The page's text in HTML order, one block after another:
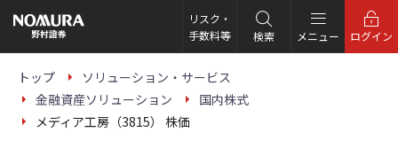
の
ー
リスク・
手数料等
検索 メニュー ログイン
トップ
ソリューション・サービス
金融資産ソリューション
国内株式
メディア工房（3815） 株価